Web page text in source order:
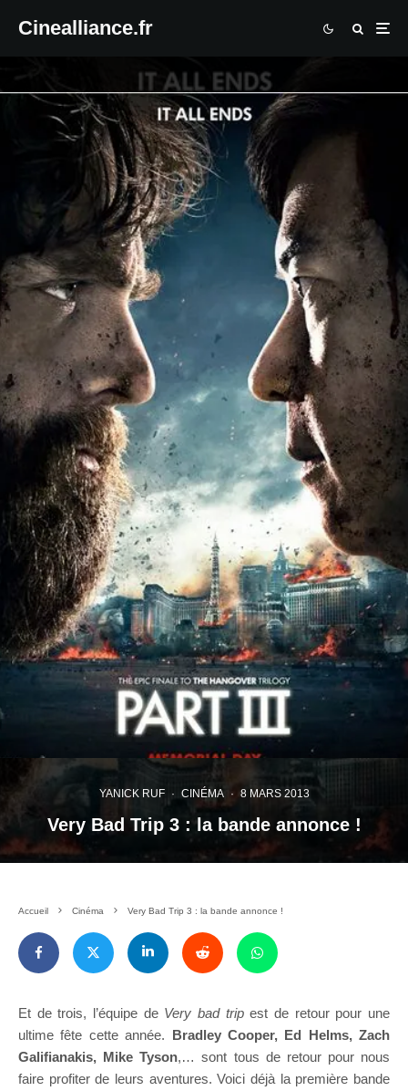
Cinealliance.fr
YANICK RUF · CINÉMA · 8 MARS 2013
Very Bad Trip 3 : la bande annonce !
Accueil Cinéma Very Bad Trip 3 : la bande annonce !
Et de trois, l’équipe de Very bad tripest de retour pour une
ultime fête cette année. Bradley Cooper, Ed Helms, Zach
Galifianakis, Mike Tyson,… sont tous de retour pour nous
faire profiter de leurs aventures. Voici déjà la première bande